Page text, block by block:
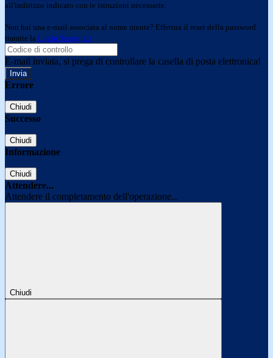
all'indirizzo indicato con le istruzioni necessarie.
Non hai una e-mail associata al nome utente? Effettua il reset della password
tramite la Login Spaggiari
E-mail inviata, si prega di controllare la casella di posta elettronica!
Errore
Chiudi
Successo
Chiudi
Informazione
Chiudi
Attendere...
Attendere il completamento dell'operazione...
Chiudi